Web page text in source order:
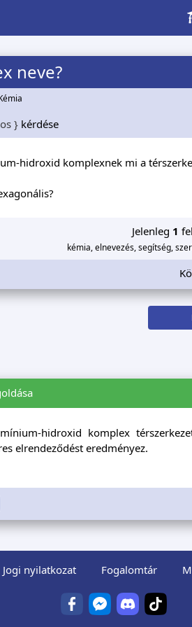
neve?
}kérdése
hidroxid komplexnek mi a
Jelenleg 1
kémia, elnevezés, segítség,
hidroxid komplex
elrendeződést eredményez.
Jogi nyilatkozat Fogalomtár